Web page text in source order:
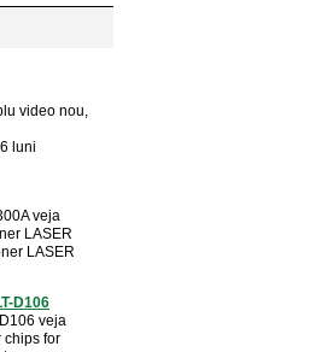
video nou,
luni
veja
LASER
LASER
D106
veja
chips for